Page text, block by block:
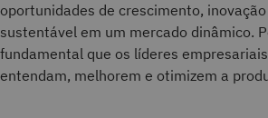
oportunidades de crescimento,
sustentável em um mercado dinâmico.
fundamental que os líderes
entendam, melhorem e otimizem a